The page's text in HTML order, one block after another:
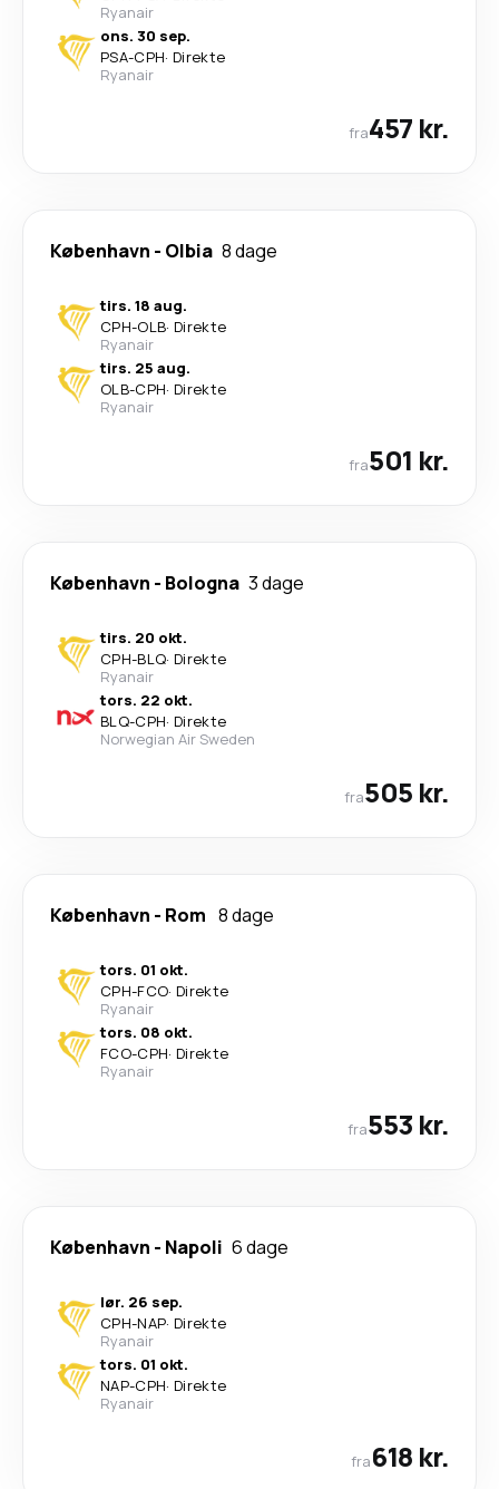
Ryanair
ons. 30 sep.
PSA-CPH· Direkte
Ryanair
fra457 kr.
København - Olbia 8 dage
tirs. 18 aug.
CPH-OLB· Direkte
Ryanair
tirs. 25 aug.
OLB-CPH· Direkte
Ryanair
fra501 kr.
København - Bologna 3 dage
tirs. 20 okt.
CPH-BLQ· Direkte
Ryanair
tors. 22 okt.
BLQ-CPH· Direkte
Norwegian Air Sweden
fra505 kr.
København - Rom 8 dage
tors. 01 okt.
CPH-FCO· Direkte
Ryanair
tors. 08 okt.
FCO-CPH· Direkte
Ryanair
fra553 kr.
København - Napoli 6 dage
lør. 26 sep.
CPH-NAP· Direkte
Ryanair
tors. 01 okt.
NAP-CPH· Direkte
Ryanair
fra618 kr.